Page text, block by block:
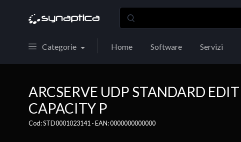
Categorie Home Software Servizi
ARCSERVE UDP STANDARD
CAPACITY P
Cod: STD0001023141 - EAN: 0000000000000